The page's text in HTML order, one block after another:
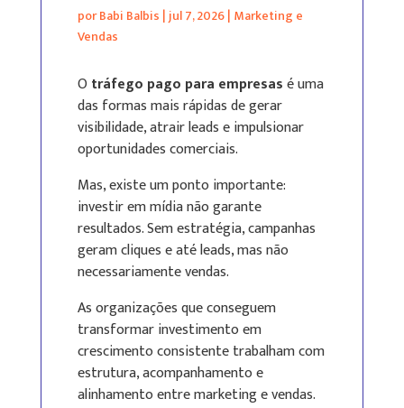
porBabi Balbis |jul 7, 2026| Marketing e
Vendas
Otráfego pago para empresasé uma
das formas mais rápidas de gerar
visibilidade, atrair leads e impulsionar
oportunidades comerciais.
Mas, existe um ponto importante:
investir em mídia não garante
resultados. Sem estratégia, campanhas
geram cliques e até leads, mas não
necessariamente vendas.
As organizações que conseguem
transformar investimento em
crescimento consistente trabalham com
estrutura, acompanhamento e
alinhamento entre marketing e vendas.